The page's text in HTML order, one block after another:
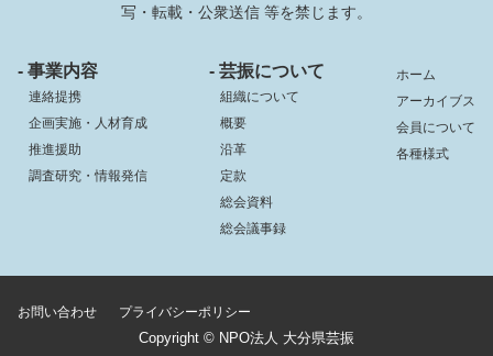
写・転載・公衆送信 等を禁じます。
- 事業内容
連絡提携
企画実施・人材育成
推進援助
調査研究・情報発信
- 芸振について
組織について
概要
沿革
定款
総会資料
総会議事録
ホーム
アーカイブス
会員について
各種様式
お問い合わせ プライバシーポリシー
Copyright © NPO法人 大分県芸振